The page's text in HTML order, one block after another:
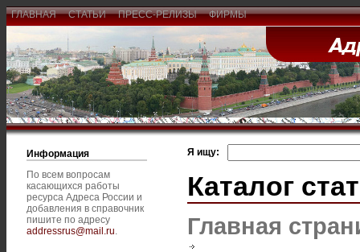
ГЛАВНАЯ СТАТЬИ ПРЕСС-РЕЛИЗЫ ФИРМЫ
Информация
По всем вопросам
касающихся работы
ресурса Адреса России и
добавления в справочник
пишите по адресу
addressrus@mail.ru.
Я ищу:
Каталог
Главная